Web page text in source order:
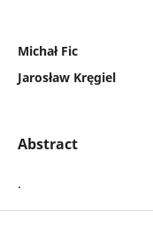
Michał Fic
Jarosław Kręgiel
Abstract
.